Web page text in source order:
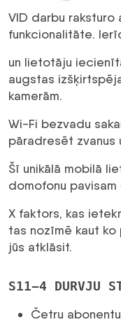
VID darbu raksturo
funkcionalitāte.
un lietotāju
augstas
kamerām.
Wi-Fi bezvadu
pāradresēt zvanus
Šī unikālā mobilā
domofonu
X faktors, kas
tas nozīmē kaut
jūs atklāsit.
S11-4 DURVJU
Četru